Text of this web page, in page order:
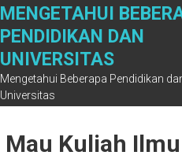
Skip
content
MENGETAHUI
PENDIDIKAN DAN
UNIVERSITAS
Mengetahui Beberapa Pendidikan
Universitas
Mau Kuliah